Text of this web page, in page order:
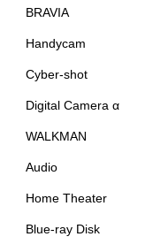
BRAVIA
Handycam
Cyber-shot
Digital Camera α
WALKMAN
Audio
Home Theater
Blue-ray Disk